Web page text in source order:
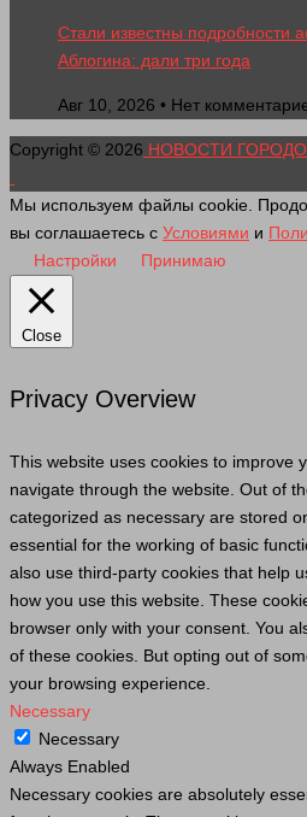
Стали известны подробности
Аблогина: дали три года
Авг 10, 2026 • Нет
Copyright © 2026 НОВОСТИ
Мы используем файлы cookie.
вы соглашаетесь с Условиями и
Настройки
Принимаю
Close
Privacy Overview
This website uses cookies to improve
navigate through the website. Out of
categorized as necessary are stored
essential for the working of basic
also use third-party cookies that help
how you use this website. These
browser only with your consent. You
of these cookies. But opting out of
your browsing experience.
Necessary
Necessary
Always Enabled
Necessary cookies are absolutely